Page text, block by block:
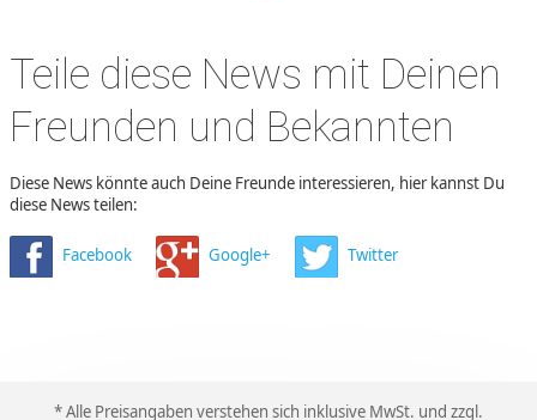
Teile diese News mit Deinen
Freunden und Bekannten
Diese News könnte auch Deine Freunde interessieren, hier kannst Du
diese News teilen:
Facebook Google+ Twitter
* Alle Preisangaben verstehen sich inklusive MwSt. und zzgl.